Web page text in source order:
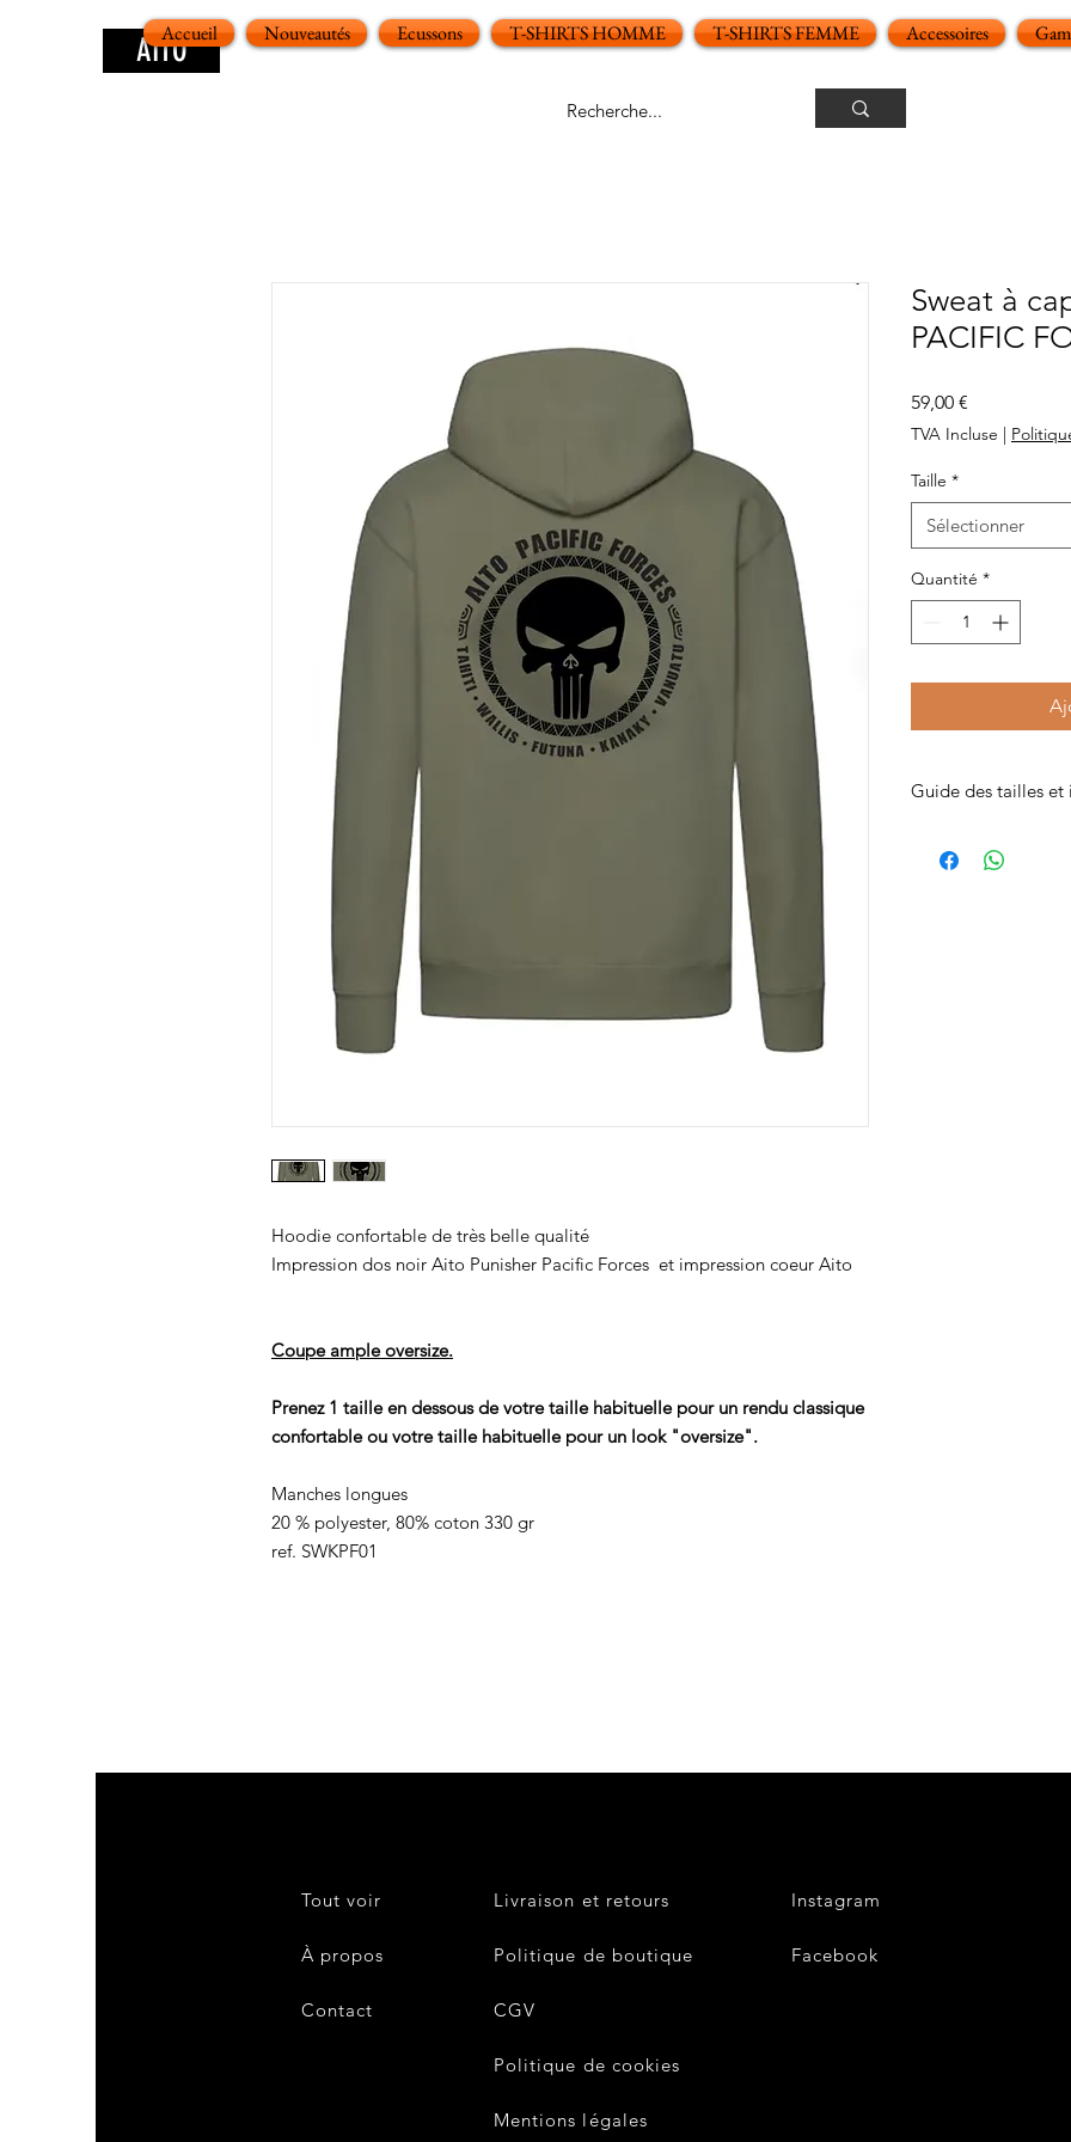
AITOAccueil Nouveautés Ecussons T-SHIRTS HOMME T-SHIRTS FEMME Accessoires
Hoodie confortable de très belle qualité
Impression dos noir Aito Punisher Pacific Forces et impression coeur Aito
Coupe ample oversize.
Prenez 1 taille en dessous de votre taille habituelle pour un rendu classique
confortable ou votre taille habituelle pour un look "oversize".
Manches longues
20 % polyester, 80% coton 330 gr
ref. SWKPF01
Sweat à
PACIFIC
59,00 €
TVA Incluse |
Taille *
Sélectionner
Quantité *
Guide des tailles et
un rendu classique
Tout voir
À propos
Contact
Livraison et retours
Politique de boutique
CGV
Politique de cookies
Mentions légales
Instagram
Facebook